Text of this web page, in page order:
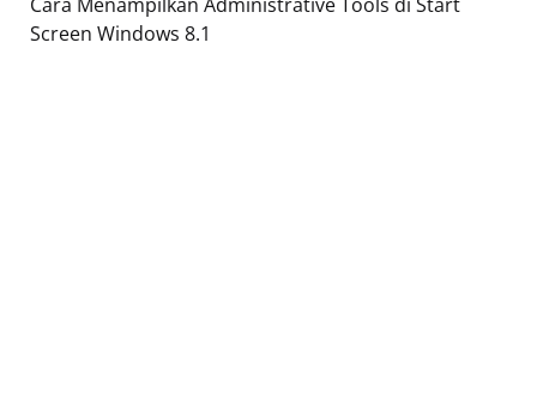
Screen Windows 8.1